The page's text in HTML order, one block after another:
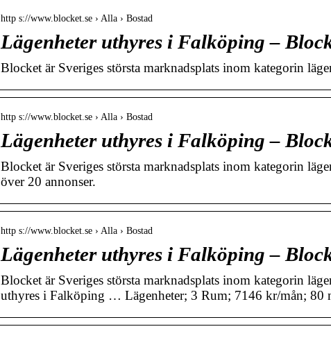
http s://www.blocket.se › Alla › Bostad
Lägenheter uthyres i Falköping –
Blocket är Sveriges största marknadsplats inom kategorin
http s://www.blocket.se › Alla › Bostad
Lägenheter uthyres i Falköping –
Blocket är Sveriges största marknadsplats inom kategorin
över 20 annonser.
http s://www.blocket.se › Alla › Bostad
Lägenheter uthyres i Falköping –
Blocket är Sveriges största marknadsplats inom kategorin
uthyres i Falköping … Lägenheter; 3 Rum; 7146 kr/mån; 80